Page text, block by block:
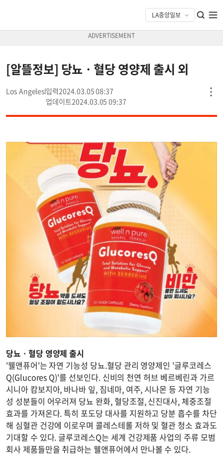
[알뜰정보] 당뇨ㆍ혈당 영양제 출시 외
Los Angeles
2024.03.05 08:37
2024.03.05 09:37
당뇨ㆍ혈당 영양제 출시
'웰앤퓨어'는 자연 기능성 당뇨.혈당 관리 영양제인 '글루코레스
Q(Glucores Q)'를 선보인다. 신비의 천연 허브 베르베린과 가르
시니아 캄보지아, 바나바 잎, 짐네마, 여주, 시나몬 등 자연 기능
성 성분들이 어우러져 당뇨 완화, 혈당조절, 신진대사, 체중조절
효과를 가져온다. 특히 포도당 대사를 지원하고 당분 흡수를 차단
해 심혈관 건강에 이로우며 콜레스테롤 저하 및 혈관 청소 효과도
기대할 수 있다. 글루코레스Q는 세계 건강제품 사업의 주류 모범
회사 제품들만을 취급하는 웰앤퓨어에서 만나볼 수 있다.